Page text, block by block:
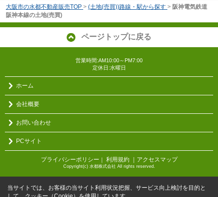
大阪市の水都不動産販売TOP > (土地(売買))路線・駅から探す > 阪神電気鉄道
阪神本線の土地(売買)
ページトップに戻る
営業時間:AM10:00～PM7:00
定休日:水曜日
ホーム
会社概要
お問い合わせ
PCサイト
プライバシーポリシー ｜ 利用規約 ｜アクセスマップ
Copyright(c) 水都株式会社 All rights reserved.
当サイトでは、お客様の当サイト利用状況把握、サービス向上検討を目的と